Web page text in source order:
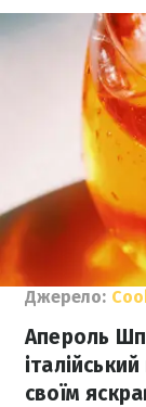
Джерело:
Апероль
своїм